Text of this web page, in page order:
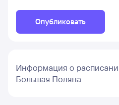
Опубликовать
Информация о
Большая Поляна